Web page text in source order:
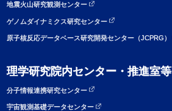
地震火山研究観測センター
ゲノムダイナミクス研究センター
原子核反応データベース研究開発センター（JCPRG）
理学研究院内センター・推進室等
分子情報連携研究センター
宇宙観測基礎データセンター